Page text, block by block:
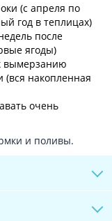
(с апреля по
год в теплицах)
после
ягоды)
вымерзанию
накопленная
очень
и поливы.